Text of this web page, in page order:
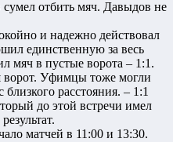
отбить мяч. Давыдов не
и надежно действовал
единственную за весь
мяч в пустые ворота – 1:1.
ворот. Уфимцы тоже могли
расстояния. – 1:1
до этой встречи имел
матчей в 11:00 и 13:30.